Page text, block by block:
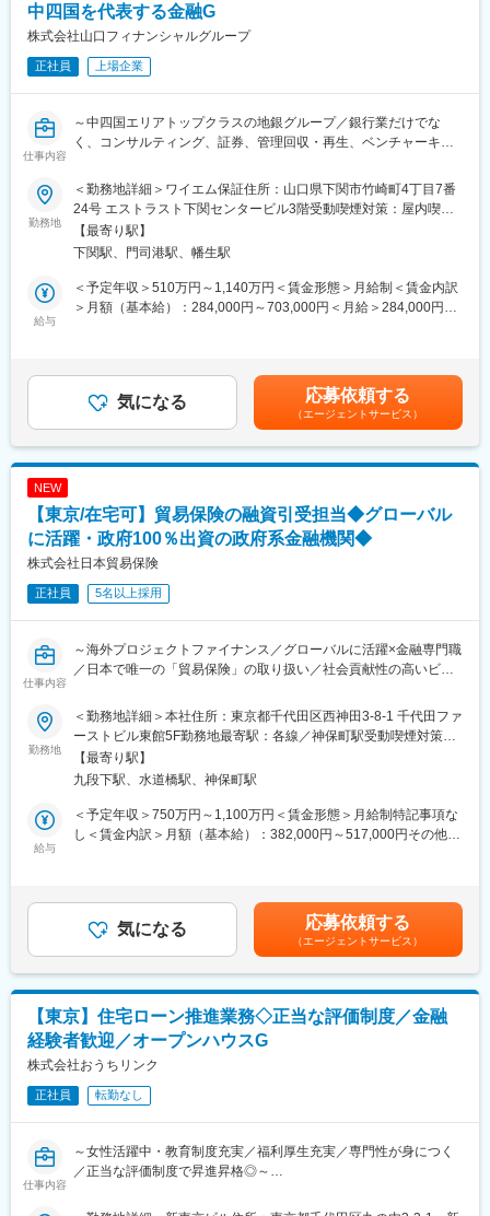
・商品性（金利、期間、LTV等）の設計だけでなく、新たな融資
スキームそのものを創出する。
の商品開発プロセスを推進する。
・不動産評価担当者として融資対象物件の担保評価を担当。
・画一的な積算評価（路線価ベース）ではなく、レントロール分
の評価を重視。
・キャッシュフローの妥当性検証など、投資家目線での目利きを
行う。
・不動産仲介業者等外部不動産会社との連携。
■必須条件の続き：
B. プロフェッショナルな不動産査定能力
・形態：在籍出向
出、運営
・勤務地：東京都千代田区一番町5番地アトラスビル6階
変更の範囲：会社の定める業務
中四国を代表する金融G
株式会社山口フィナンシャルグループ
正社員 上場企業
仕事内容
～中四国エリアトップクラスの地銀グループ／銀行業だけでな
く、コンサルティング、証券、管理回収・再生、ベンチャーキャ
■（1） 募集背景
当社グループでは中期経営計画において、住宅ローンを中心とし
た個人向け金融サービスの拡充と、健全なリスク管理の両立を重
要なテーマとしています。ローン残高の拡大や商品バリエーショ
ンの多様化に伴い、保証審査業務においても、より高度で精緻な
与信判断とスピード対応の両立が求められています。また、金融
ら、与信判断および審査業務を担う専門人材を募集します。
ことで、顧客利便性と金融機関の健全性を同時に実現し、信頼性
の高い審査機能を提供していただきます。
・住宅ローンおよび無担保ローンに関する保証審査業務
・個人信用情報・属性情報を基にした与信判断
・審査基準・規程に基づく可否判定および条件設定
・審査結果に関する記録・管理、関連システムへの入力
・審査基準・業務プロセスの改善提案
・関係法令・ガイドラインを踏まえた適切な審査運営
・延滞・事故発生の未然防止に向けたリスク分析・対応
■（4） やりがい
◎ 金融の根幹を支える与信判断業務
信用情報や財務情報などをもとに総合的に判断する業務を通じ、
与信判断に必要な高い分析力・判断力を習得できます。
勤務地
＜勤務地詳細＞ワイエム保証住所：山口県下関市竹崎町4丁目7番
24号 エストラスト下関センタービル3階受動喫煙対策：屋内喫煙
可能場所あり変更の範囲：会社の定める事業所（リモートワーク
含む）
【最寄り駅】
下関駅、門司港駅、幡生駅
給与
＜予定年収＞510万円～1,140万円＜賃金形態＞月給制＜賃金内訳
＞月額（基本給）：284,000円～703,000円＜月給＞284,000円～
給賃金はあくまでも目安の金額であり、選考を通じて上下する可
能性があります。月給(月額)は固定手当を含めた表記です。
気になる 応募依頼する
（エージェントサービス）
NEW
【東京/在宅可】貿易保険の融資引受担当◆グローバル
に活躍・政府100％出資の政府系金融機関◆
株式会社日本貿易保険
正社員 5名以上採用
仕事内容
～海外プロジェクトファイナンス／グローバルに活躍×金融専門職
／日本で唯一の「貿易保険」の取り扱い／社会貢献性の高いビジ
■業務詳細：
貿易保険の引受業務を行う部門での募集を行っています。
その中で融資保険担当として以下業務に従事いただきます。
■事業内容：
国内で唯一、貿易保険事業を展開する政府系金融機関です。海外
■具体的な業務：
融資案件の保険契約に係る案件相談・保険引受等フロントオフィ
・プロジェクトファイナンスやコーポレートファイナンス、ソブ
リンファイナンス等の海外における大型案件支援（電力・資源・
インフラ等）
・引受済み案件のモニタリングやフォローアップ
・金融機関、商社、リース会社等での海外法人営業の経験
・英語での実務運用経験
・海外プロジェクトファイナンス、コーポレートファイナンス、
財務分析等
【ポジションの魅力】
勤務地
＜勤務地詳細＞本社住所：東京都千代田区西神田3-8-1 千代田ファ
ーストビル東館5F勤務地最寄駅：各線／神保町駅受動喫煙対策：
屋内全面禁煙変更の範囲：会社の定める事業所（リモートワーク
含む）
【最寄り駅】
九段下駅、水道橋駅、神保町駅
給与
＜予定年収＞750万円～1,100万円＜賃金形態＞月給制特記事項な
し＜賃金内訳＞月額（基本給）：382,000円～517,000円その他固
を含めています。賞与に前年度評価が反映されない期間は、想定
年収まで達しません。賃金はあくまでも目安の金額であり、選考
を通じて上下する可能性があります。月給(月額)は固定手当を含め
た表記です。
気になる 応募依頼する
（エージェントサービス）
【東京】住宅ローン推進業務◇正当な評価制度／金融
経験者歓迎／オープンハウスG
株式会社おうちリンク
正社員 転勤なし
仕事内容
～女性活躍中・教育制度充実／福利厚生充実／専門性が身につく
／正当な評価制度で昇進昇格◎～
■職務内容：